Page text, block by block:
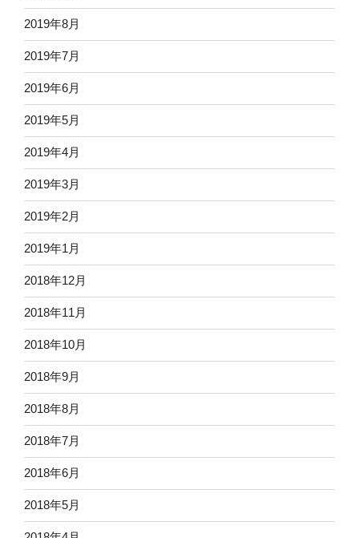
2019年8月
2019年7月
2019年6月
2019年5月
2019年4月
2019年3月
2019年2月
2019年1月
2018年12月
2018年11月
2018年10月
2018年9月
2018年8月
2018年7月
2018年6月
2018年5月